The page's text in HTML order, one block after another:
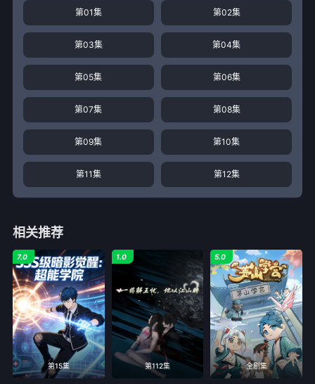
第01集 第02集
第03集 第04集
第05集 第06集
第07集 第08集
第09集 第10集
第11集 第12集
相关推荐
第15集
7.0
第112集
1.0
全剧集
5.0